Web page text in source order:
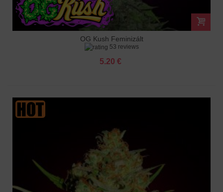
OG Kush Feminizált
53 reviews
5.20 €